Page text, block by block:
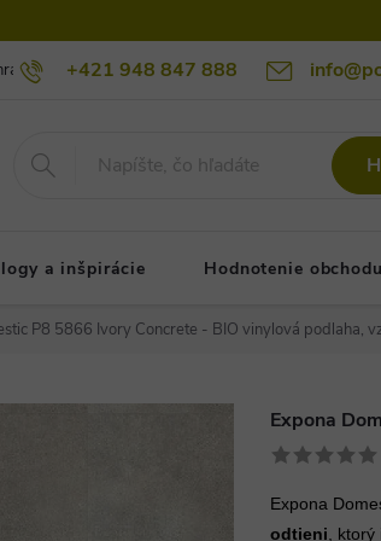
+421 948 847 888
osobných údajov podlahovo.sk
a inšpirácie Hodnotenie obchodu
P8 5866 Ivory Concrete - BIO vinylová podlaha,
Expona
Expona
odtieni ,